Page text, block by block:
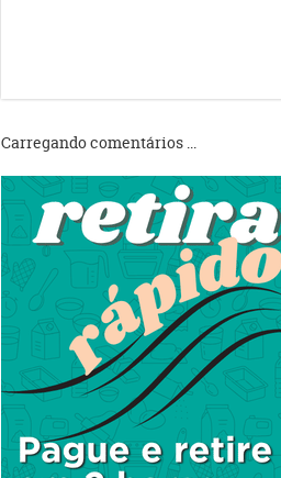
Carregando comentários ...